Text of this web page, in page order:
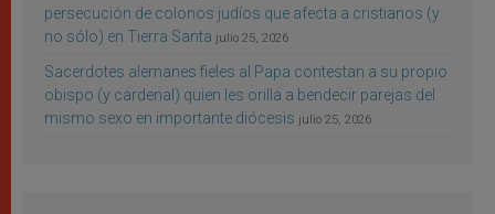
persecución de colonos judíos que afecta a cristianos (y
no sólo) en Tierra Santa julio 25, 2026
Sacerdotes alemanes fieles al Papa contestan a su propio
obispo (y cardenal) quien les orilla a bendecir parejas del
mismo sexo en importante diócesis julio 25, 2026